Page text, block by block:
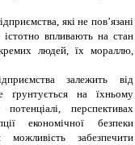
які не пов’язані
впливають на стан
людей, їх мораллю,
залежить від
ґрунтується на їхньому
перспективах
економічної безпеки
забезпечити